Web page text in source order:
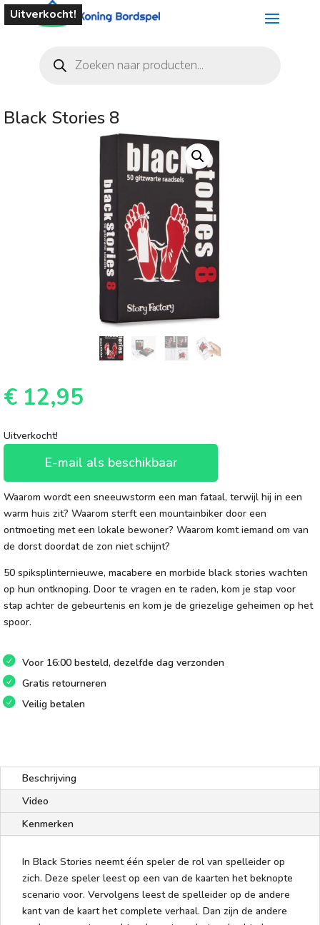
zoeken
Uitverkocht!
Black Stories 8
€ 12,95
Uitverkocht!
E-mail als beschikbaar
Waarom wordt een sneeuwstorm een man fataal, terwijl hij in een
warm huis zit? Waarom sterft een mountainbiker door een
ontmoeting met een lokale bewoner? Waarom komt iemand om van
de dorst doordat de zon niet schijnt?
50 spiksplinternieuwe, macabere en morbide black stories wachten
op hun ontknoping. Door te vragen en te raden, kom je stap voor
stap achter de gebeurtenis en kom je de griezelige geheimen op het
spoor.
Voor 16:00 besteld, dezelfde dag verzonden
Gratis retourneren
Veilig betalen
Beschrijving
Video
Kenmerken
In Black Stories neemt één speler de rol van spelleider op
zich. Deze speler leest op een van de kaarten het beknopte
scenario voor. Vervolgens leest de spelleider op de andere
kant van de kaart het complete verhaal. Dan zijn de andere